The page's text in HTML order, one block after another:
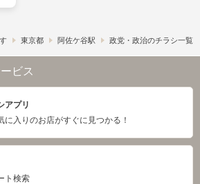
東京都 阿佐ケ谷駅 政党・政治のチラシ一覧
ビス
アプリ
に入りのお店がすぐに見つかる！
ト検索